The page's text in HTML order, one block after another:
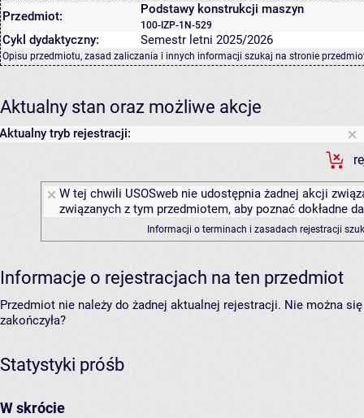
Przedmiot: Podstawy konstrukcji maszyn
100-IZP-1N-529
Cykl dydaktyczny: Semestr letni 2025/2026
Opisu przedmiotu, zasad zaliczania i innych informacji szukaj na stronie
Aktualny stan oraz możliwe akcje
Aktualny tryb rejestracji:
W tej chwili USOSweb nie udostępnia żadnej akcji
związanych z tym przedmiotem, aby poznać dokładne
Informacji o terminach i zasadach rejestracji
Informacje o rejestracjach na ten przedmiot
Przedmiot nie należy do żadnej aktualnej rejestracji. Nie można
zakończyła?
Statystyki próśb
W skrócie